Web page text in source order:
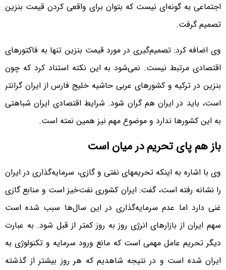
اجتماعی به گونه‌ای نیست که بتوان برای واقعی کردن قیمت بنزین
تصمیم گرفت.
وی اضافه کرد: تصمیم‌گیری در مورد قیمت بنزین تنها به فاکتورهای
اقتصادی مرتبط نیست. نمی‌شود به این نکته استناد کرد که چون
بنزین در ترکیه و کشورهای عربی حاشیه خلیج فارس از ایران گران‎تر
است، باید در ایران هم گران شود. شرایط اقتصادی ایران شباهتی
به این کشورها ندارد و موضوع مهم نیز همین نمته است.
باز هم پای تحریم در میان است
وی با اشاره به اینکه تحریم‎های نفتی و گازی، سرمایه‌گذاری در ایران
را نشانه رفته است، گفت: ایران کشوری نفت‌خیز است و منابع گازی
غنی دارد اما عدم سرمایه‌گذاری در این سال‌ها سبب شده است
سهم ایران از بازارهای انرژی روز به روز کمتر از قبل شود. به عبارت
دیگر تحریم عامل مهمی است که مانع ورود سرمایه و تکنولوژی به
ایران شده است و در نتیجه شاهدیم که هر روز بیشتر از گذشته